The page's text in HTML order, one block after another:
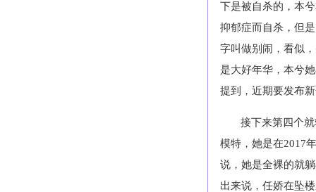
下是被自杀的，本
抑郁症而自杀，但
字叫做别闹，看似
是大好年华，本兮
提到，近期要发布
接下来第四个
模特，她是在2017
说，她是全裸的就
出来说，任娇在坠